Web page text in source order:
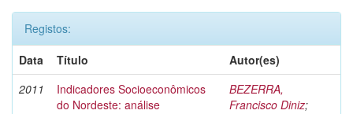
Registos:
Data
Título
Autor(es)
2011
Indicadores Socioeconômicos
do Nordeste: análise
BEZERRA,
Francisco Diniz;